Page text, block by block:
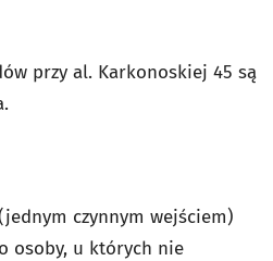
przy al. Karkonoskiej 45 są
czynnym wejściem)
osoby, u których nie